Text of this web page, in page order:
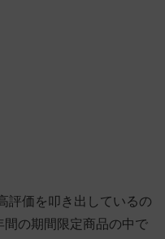
評価を叩き出しているの
間の期間限定商品の中で